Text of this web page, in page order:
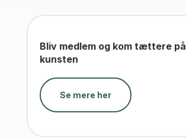
Bliv medlem og kom tættere på
kunsten
Se mere her